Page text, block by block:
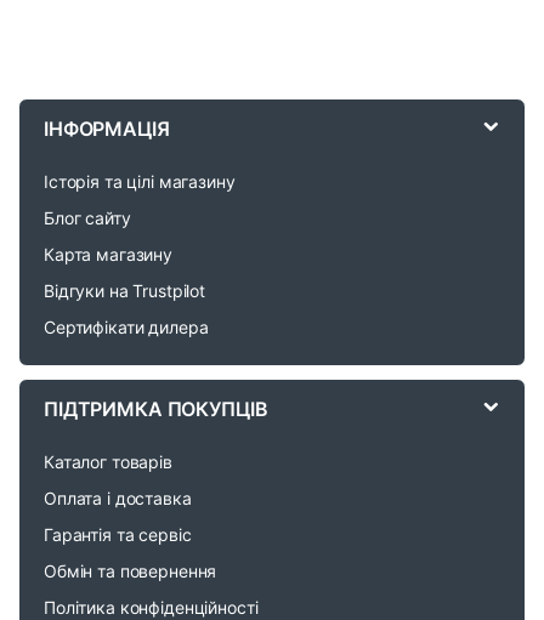
C
ІНФОРМАЦІЯ
Історія та цілі магазину
Блог сайту
Карта магазину
Відгуки на Trustpilot
Сертифікати дилера
ПІДТРИМКА ПОКУПЦІВ
Каталог товарів
Оплата і доставка
Гарантія та сервіс
Обмін та повернення
Політика конфіденційності